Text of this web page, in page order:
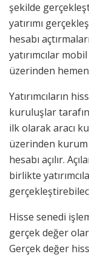
şekilde
yatırımı
hesabı
yatırımcılar
üzerinden
Yatırımcıların
kuruluşlar
ilk olarak aracı
üzerinden kurum
hesabı açılır.
birlikte
Hisse senedi
gerçek değer
Gerçek değer